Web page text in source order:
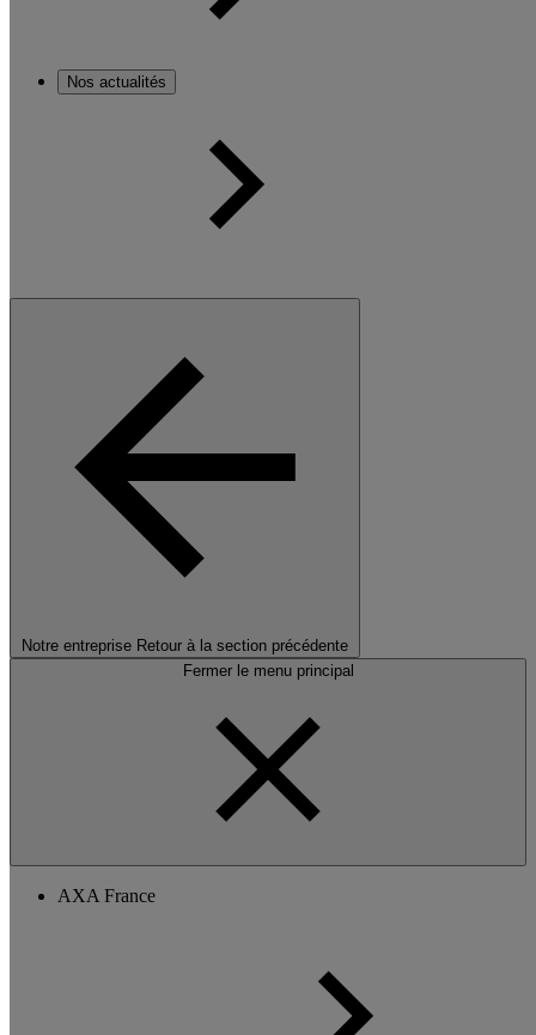
Nos actualités
Notre entreprise Retour à la section précédente
Fermer le menu principal
AXA France